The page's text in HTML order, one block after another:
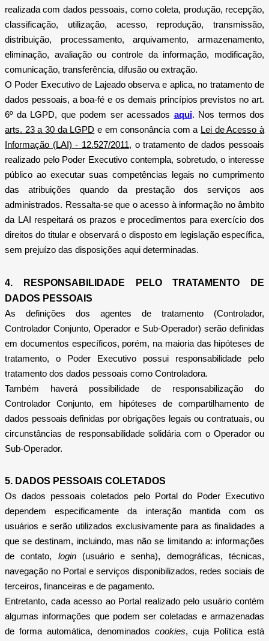
realizada com dados pessoais, como coleta, produção, recepção,
classificação, utilização, acesso, reprodução, transmissão,
distribuição, processamento, arquivamento, armazenamento,
eliminação, avaliação ou controle da informação, modificação,
comunicação, transferência, difusão ou extração.
O Poder Executivo de Lajeado observa e aplica, no tratamento de
dados pessoais, a boa-fé e os demais princípios previstos no art.
6º da LGPD, que podem ser acessados aqui. Nos termos dos
arts. 23 a 30 da LGPD e em consonância com a Lei de Acesso à
Informação (LAI) - 12.527/2011, o tratamento de dados pessoais
realizado pelo Poder Executivo contempla, sobretudo, o interesse
público ao executar suas competências legais no cumprimento
das atribuições quando da prestação dos serviços aos
administrados. Ressalta-se que o acesso à informação no âmbito
da LAI respeitará os prazos e procedimentos para exercício dos
direitos do titular e observará o disposto em legislação específica,
sem prejuízo das disposições aqui determinadas.
4. RESPONSABILIDADE PELO TRATAMENTO DE
DADOS PESSOAIS
As definições dos agentes de tratamento (Controlador,
Controlador Conjunto, Operador e Sub-Operador) serão definidas
em documentos específicos, porém, na maioria das hipóteses de
tratamento, o Poder Executivo possui responsabilidade pelo
tratamento dos dados pessoais como Controladora.
Também haverá possibilidade de responsabilização do
Controlador Conjunto, em hipóteses de compartilhamento de
dados pessoais definidas por obrigações legais ou contratuais, ou
circunstâncias de responsabilidade solidária com o Operador ou
Sub-Operador.
5. DADOS PESSOAIS COLETADOS
Os dados pessoais coletados pelo Portal do Poder Executivo
dependem especificamente da interação mantida com os
usuários e serão utilizados exclusivamente para as finalidades a
que se destinam, incluindo, mas não se limitando a: informações
de contato, login (usuário e senha), demográficas, técnicas,
navegação no Portal e serviços disponibilizados, redes sociais de
terceiros, financeiras e de pagamento.
Entretanto, cada acesso ao Portal realizado pelo usuário contém
algumas informações que podem ser coletadas e armazenadas
de forma automática, denominados cookies, cuja Política está